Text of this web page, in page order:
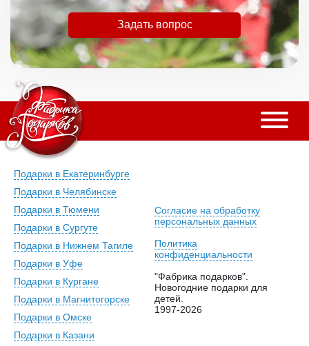
Задать вопрос
Подарки в Екатеринбурге
Подарки в Челябинске
Подарки в Тюмени
Подарки в Сургуте
Подарки в Нижнем Тагиле
Подарки в Уфе
Подарки в Кургане
Подарки в Магнитогорске
Подарки в Омске
Подарки в Казани
Согласие на обработку
персональных данных
Политика
конфиденциальности
"Фабрика подарков".
Новогодние подарки для
детей.
1997-2026